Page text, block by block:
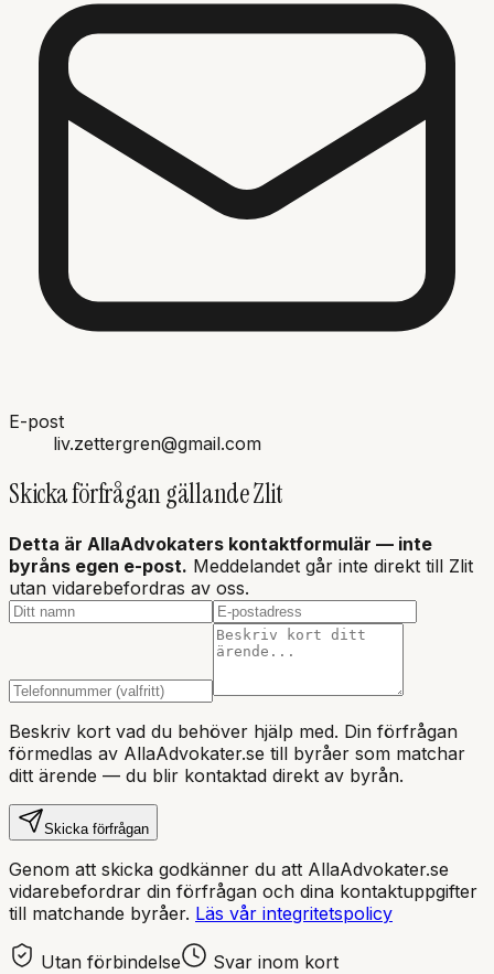
E-post
liv.zettergren@gmail.com
Skicka förfrågan gällandeZlit
Detta är AllaAdvokaters kontaktformulär — inte
byråns egen e-post. Meddelandet går inte direkt till Zlit
utan vidarebefordras av oss.
Beskriv kort vad du behöver hjälp med. Din förfrågan
förmedlas av AllaAdvokater.se till byråer som matchar
ditt ärende — du blir kontaktad direkt av byrån.
Skicka förfrågan
Genom att skicka godkänner du att AllaAdvokater.se
vidarebefordrar din förfrågan och dina kontaktuppgifter
till matchande byråer. Läs vår integritetspolicy
Utan förbindelse
Svar inom kort